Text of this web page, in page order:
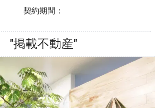
契約期間：
"掲載不動産"